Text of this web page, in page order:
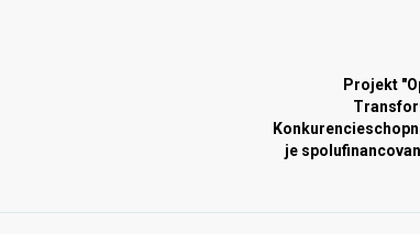
Projekt
je